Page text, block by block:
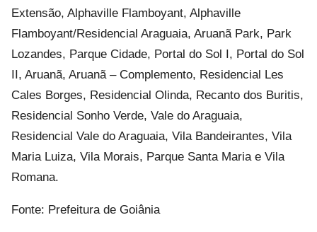
Extensão, Alphaville Flamboyant, Alphaville
Flamboyant/Residencial Araguaia, Aruanã Park, Park
Lozandes, Parque Cidade, Portal do Sol I, Portal do Sol
II, Aruanã, Aruanã – Complemento, Residencial Les
Cales Borges, Residencial Olinda, Recanto dos Buritis,
Residencial Sonho Verde, Vale do Araguaia,
Residencial Vale do Araguaia, Vila Bandeirantes, Vila
Maria Luiza, Vila Morais, Parque Santa Maria e Vila
Romana.
Fonte: Prefeitura de Goiânia